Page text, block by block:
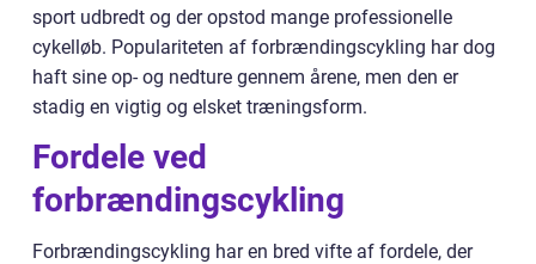
sport udbredt og der opstod mange professionelle
cykelløb. Populariteten af forbrændingscykling har dog
haft sine op- og nedture gennem årene, men den er
stadig en vigtig og elsket træningsform.
Fordele ved
forbrændingscykling
Forbrændingscykling har en bred vifte af fordele, der